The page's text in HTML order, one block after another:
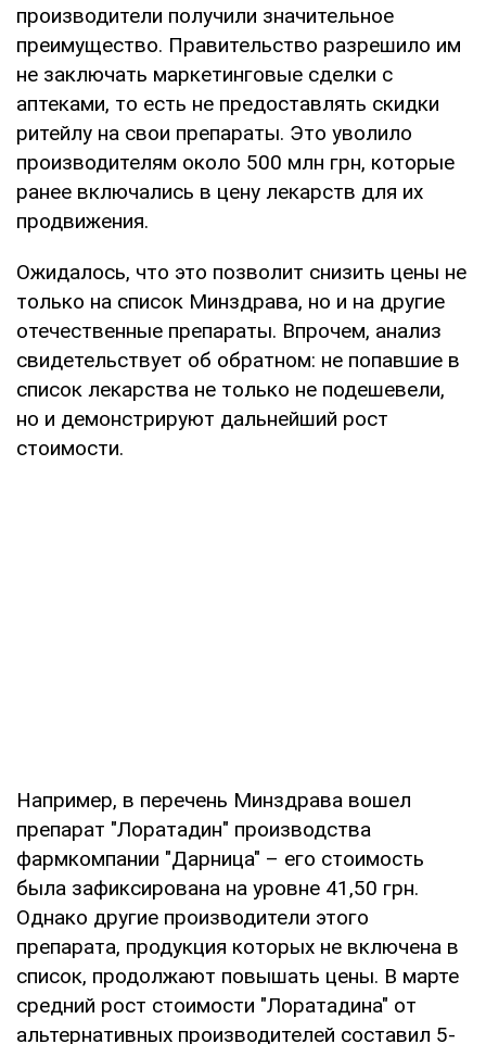
производители получили значительное
преимущество. Правительство разрешило им
не заключать маркетинговые сделки с
аптеками, то есть не предоставлять скидки
ритейлу на свои препараты. Это уволило
производителям около 500 млн грн, которые
ранее включались в цену лекарств для их
продвижения.
Ожидалось, что это позволит снизить цены не
только на список Минздрава, но и на другие
отечественные препараты. Впрочем, анализ
свидетельствует об обратном: не попавшие в
список лекарства не только не подешевели,
но и демонстрируют дальнейший рост
стоимости.
Например, в перечень Минздрава вошел
препарат "Лоратадин" производства
фармкомпании "Дарница" – его стоимость
была зафиксирована на уровне 41,50 грн.
Однако другие производители этого
препарата, продукция которых не включена в
список, продолжают повышать цены. В марте
средний рост стоимости "Лоратадина" от
альтернативных производителей составил 5-